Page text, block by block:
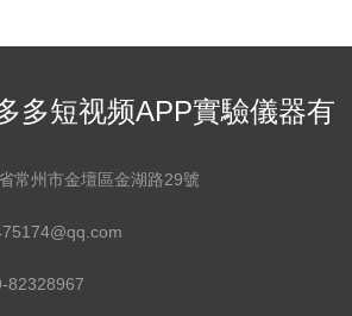
多短视频APP實驗儀器有
省常州市金壇區金湖路29號
82328967